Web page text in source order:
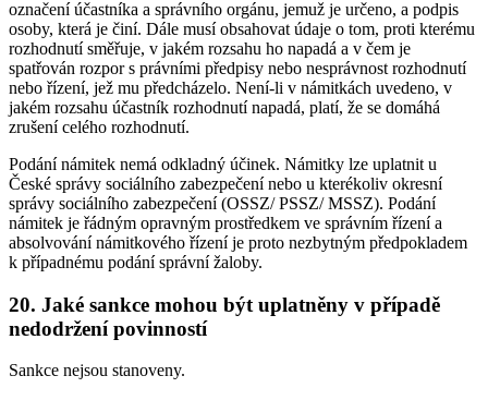
označení účastníka a správního orgánu, jemuž je určeno, a podpis
osoby, která je činí. Dále musí obsahovat údaje o tom, proti kterému
rozhodnutí směřuje, v jakém rozsahu ho napadá a v čem je
spatřován rozpor s právními předpisy nebo nesprávnost rozhodnutí
nebo řízení, jež mu předcházelo. Není-li v námitkách uvedeno, v
jakém rozsahu účastník rozhodnutí napadá, platí, že se domáhá
zrušení celého rozhodnutí.
Podání námitek nemá odkladný účinek. Námitky lze uplatnit u
České správy sociálního zabezpečení nebo u kterékoliv okresní
správy sociálního zabezpečení (OSSZ/ PSSZ/ MSSZ). Podání
námitek je řádným opravným prostředkem ve správním řízení a
absolvování námitkového řízení je proto nezbytným předpokladem
k případnému podání správní žaloby.
20. Jaké sankce mohou být uplatněny v případě
nedodržení povinností
Sankce nejsou stanoveny.